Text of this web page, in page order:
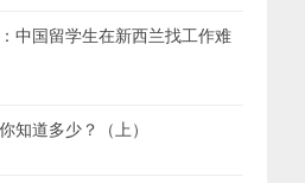
中国留学生在新西兰找工作难
知道多少？（上）